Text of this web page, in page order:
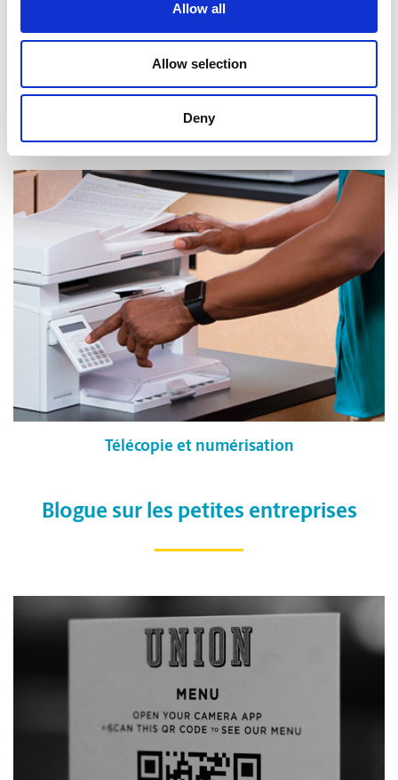
Allow all
Allow selection
Deny
Réception de courrier et de colis
Télécopie et numérisation
Blogue sur les petites entreprises